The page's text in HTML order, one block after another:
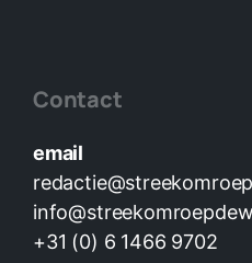
Contact
email
+31 (0) 6 1466 9702